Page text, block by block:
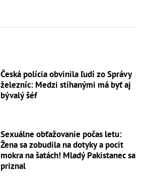
Česká polícia obvinila ľudí zo Správy
železníc: Medzi stíhanými má byť aj
bývalý šéf
Sexuálne obťažovanie počas letu:
Žena sa zobudila na dotyky a pocit
mokra na šatách! Mladý Pakistanec sa
priznal